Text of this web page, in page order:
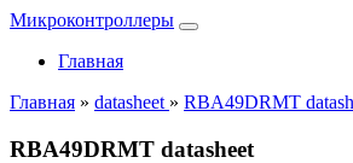
Микроконтроллеры
Главная
Главная » datasheet » RBA49DRMT
RBA49DRMT datasheet